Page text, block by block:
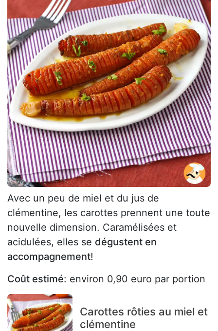
Avec un peu de miel et du jus de
clémentine, les carottes prennent une toute
nouvelle dimension. Caramélisées et
acidulées, elles se dégustent en
accompagnement!
Coût estimé: environ 0,90 euro par portion
Carottes rôties au miel et
clémentine